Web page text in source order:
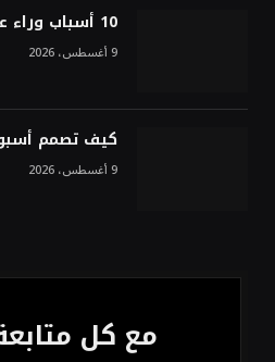
10 أسباب وراء عدم شراء الناس منك
9 أغسطس، 2026
كيف تصمم
9 أغسطس، 2026
مع كل